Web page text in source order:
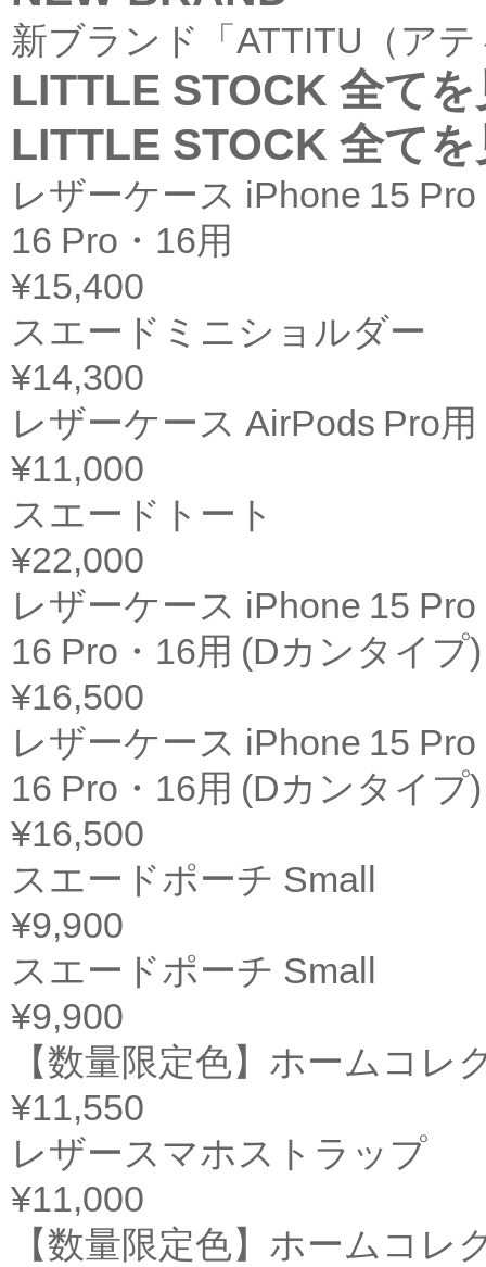
新ブランド「ATTITU（ア
LITTLE STOCK 全て
LITTLE STOCK 全て
レザーケース iPhone 15
16 Pro・16用
¥15,400
スエードミニショルダー
¥14,300
レザーケース AirPods Pro用
¥11,000
スエードトート
¥22,000
レザーケース iPhone 15
16 Pro・16用 (Dカンタイプ)
¥16,500
レザーケース iPhone 15
16 Pro・16用 (Dカンタイプ)
¥16,500
スエードポーチ Small
¥9,900
スエードポーチ Small
¥9,900
【数量限定色】ホームコ
¥11,550
レザースマホストラップ
¥11,000
【数量限定色】ホームコ